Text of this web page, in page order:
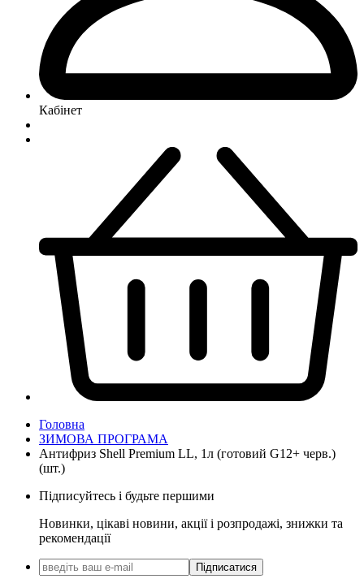
Кабінет
Головна
ЗИМОВА ПРОГРАМА
Антифриз Shell Premium LL, 1л (готовий G12+ черв.)
(шт.)
Підписуйтесь і будьте першими
Новинки, цікаві новини, акції і розпродажі, знижки та
рекомендації
Підписатися